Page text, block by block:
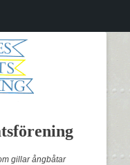
gillar ångbåtar